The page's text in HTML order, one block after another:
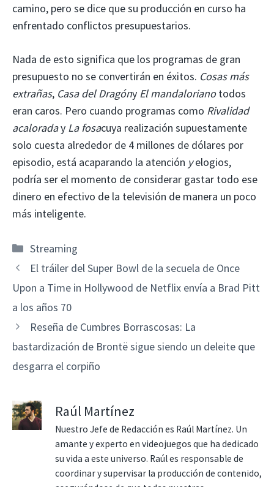
camino, pero se dice que su producción en curso ha
enfrentado conflictos presupuestarios.
Nada de esto significa que los programas de gran
presupuesto no se convertirán en éxitos. Cosas más
extrañas, Casa del Dragóny El mandalorianotodos
eran caros. Pero cuando programas como Rivalidad
acaloraday La fosacuya realización supuestamente
solo cuesta alrededor de 4 millones de dólares por
episodio, está acaparando la atención yelogios,
podría ser el momento de considerar gastar todo ese
dinero en efectivo de la televisión de manera un poco
más inteligente.
Categorías
Streaming
El tráiler del Super Bowl de la secuela de Once
Upon a Time in Hollywood de Netflix envía a Brad Pitt
a los años 70
Reseña de Cumbres Borrascosas: La
bastardización de Brontë sigue siendo un deleite que
desgarra el corpiño
Raúl Martínez
Nuestro Jefe de Redacción es Raúl Martínez. Un
amante y experto en videojuegos que ha dedicado
su vida a este universo. Raúl es responsable de
coordinar y supervisar la producción de contenido,